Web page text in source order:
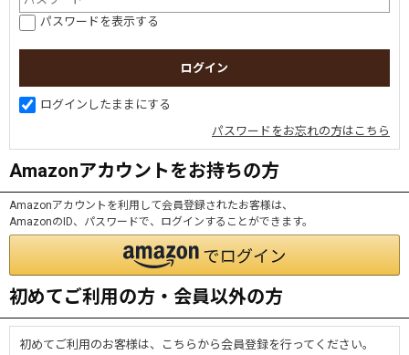
パスワードを表示する
ログインしたままにする
パスワードをお忘れの方はこちら
Amazonアカウントをお持ちの方
Amazonアカウントを利用して会員登録されたお客様は、
AmazonのID、パスワードで、ログインすることができます。
初めてご利用の方・会員以外の方
初めてご利用のお客様は、こちらから会員登録を行ってください。